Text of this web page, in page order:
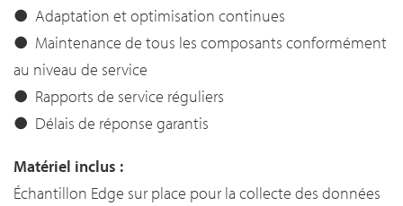
● Adaptation et optimisation continues
● Maintenance de tous les composants conformément
au niveau de service
● Rapports de service réguliers
● Délais de réponse garantis
Matériel inclus :
Échantillon Edge sur place pour la collecte des données